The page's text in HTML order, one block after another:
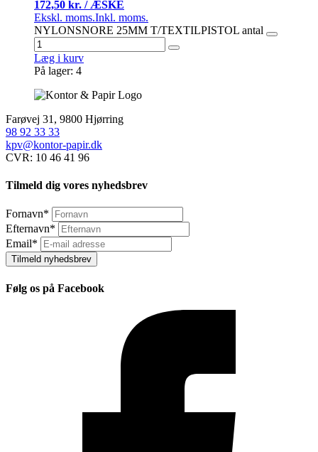
172,50 kr. / ÆSKE
Ekskl. moms.Inkl. moms.
NYLONSNORE 25MM T/TEXTILPISTOL antal
Læg i kurv
På lager: 4
Farøvej 31, 9800 Hjørring
98 92 33 33
kpv@kontor-papir.dk
CVR: 10 46 41 96
Tilmeld dig vores nyhedsbrev
Fornavn*
Efternavn*
Email*
Tilmeld nyhedsbrev
Følg os på Facebook